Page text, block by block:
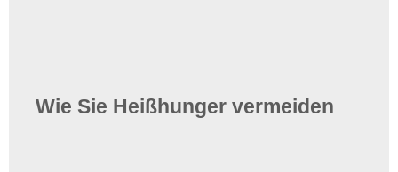
Wie Sie Heißhunger vermeiden